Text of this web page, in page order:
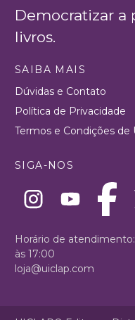
Democratizar a
livros.
SAIBA MAIS
Dúvidas e Contato
Política de Privacidade
Termos e Condições de
SIGA-NOS
Horário de
às 17:00
loja@uiclap.com